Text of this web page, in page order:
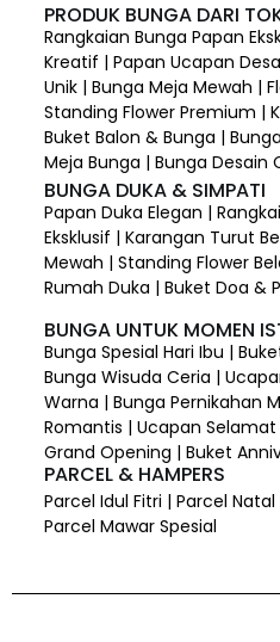
PRODUK BUNGA DARI
Rangkaian Bunga Papan
Kreatif | Papan Ucapan
Unik | Bunga Meja Mewah |
Standing Flower Premium |
Buket Balon & Bunga |
Meja Bunga | Bunga Desain
BUNGA DUKA & SIMPATI
Papan Duka Elegan |
Eksklusif | Karangan Turut
Mewah | Standing Flower
Rumah Duka | Buket Doa &
BUNGA UNTUK MOMEN
Bunga Spesial Hari Ibu |
Bunga Wisuda Ceria |
Warna | Bunga Pernikahan
Romantis | Ucapan Selamat
Grand Opening | Buket
PARCEL & HAMPERS
Parcel Idul Fitri | Parcel
Parcel Mawar Spesial